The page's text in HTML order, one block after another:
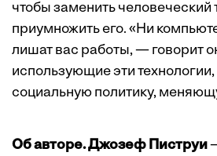
чтобы заменить человеческий
приумножить его. «Ни
лишат вас работы, — говорит
использующие эти
социальную политику,
Об авторе.Джозеф Пиструи